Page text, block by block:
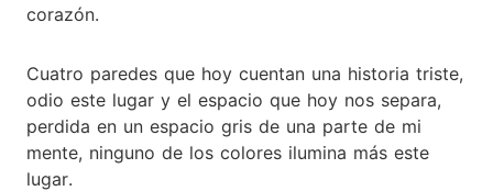
corazón.
Cuatro paredes que hoy cuentan una historia triste,
odio este lugar y el espacio que hoy nos separa,
perdida en un espacio gris de una parte de mi
mente, ninguno de los colores ilumina más este
lugar.